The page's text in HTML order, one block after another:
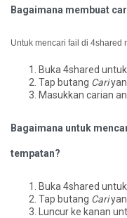
Bagaimana membuat
Untuk mencari fail di 4shared
Buka 4shared
Tap butang Cari
Masukkan carian
Bagaimana untuk
tempatan?
Buka 4shared
Tap butang Cari
Luncur ke kanan